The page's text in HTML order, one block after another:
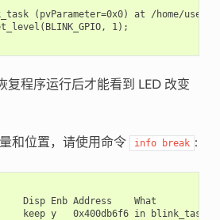
(pvParameter=0x0) at /home/
1);
复程序运行后才能看到 LED 改变
和位置，请使用命令 info break :
Disp Enb Address    What
keep y   0x400db6f6 in blink_task at